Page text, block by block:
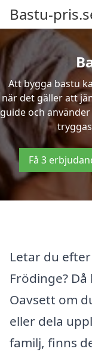
Bastu-
Att bygga bastu
när det gäller att
guide och
Få 3
Letar du
Frödinge?
Oavsett om
eller dela
familj, finns